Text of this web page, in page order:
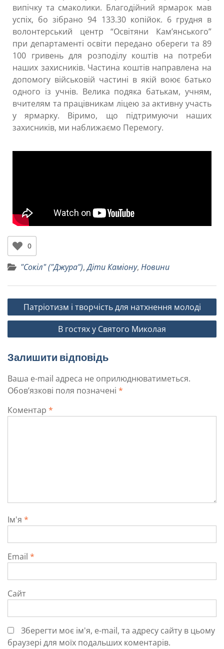
випічку та смаколики. Благодійний ярмарок мав
успіх, бо зібрано 94 133.30 копійок. 6 грудня в
волонтерський центр “Освітяни Кам’янського”
при департаменті освіти передано обереги та 89
100 гривень для розподілу коштів на потреби
наших захисників. Частина коштів направлена на
допомогу військовій частині в якій воює батько
одного із учнів. Велика подяка батькам, учням,
вчителям та працівникам ліцею за активну участь
у ярмарку. Віримо, що підтримуючи наших
захисників, ми наближаємо Перемогу.
0
"Сокіл" ("Джура"),Діти Каміону, Новини
Патріотизм і творчість для натхнення молоді
В гостях у Святого Миколая
Залишити відповідь
Ваша e-mail адреса не оприлюднюватиметься.
Обов’язкові поля позначені *
Коментар *
Ім'я *
Email *
Сайт
Зберегти моє ім'я, e-mail, та адресу сайту в цьому
браузері для моїх подальших коментарів.